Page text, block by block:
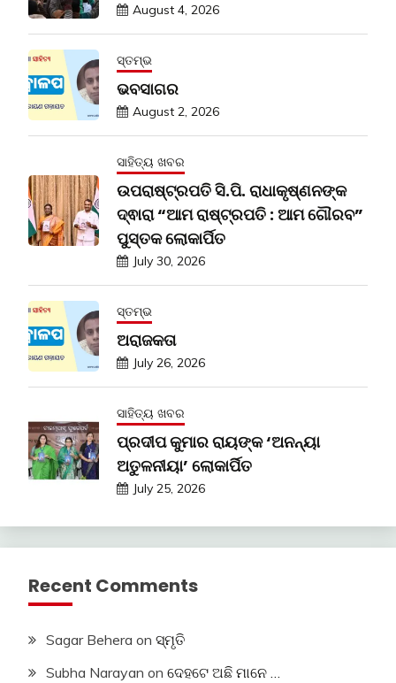
August 4, 2026
ସ୍ତମ୍ଭ
ଭବସାଗର
August 2, 2026
ସାହିତ୍ୟ ଖବର
ଉପରାଷ୍ଟ୍ରପତି ସି.ପି. ରାଧାକୃଷ୍ଣନଙ୍କ
ଦ୍ଵାରା “ଆମ ରାଷ୍ଟ୍ରପତି : ଆମ ଗୌରବ”
ପୁସ୍ତକ ଲୋକାର୍ପିତ
July 30, 2026
ସ୍ତମ୍ଭ
ଅରାଜକତା
July 26, 2026
ସାହିତ୍ୟ ଖବର
ପ୍ରଦୀପ କୁମାର ରାୟଙ୍କ ‘ଅନନ୍ୟା
ଅତୁଳନୀୟା’ ଲୋକାର୍ପିତ
July 25, 2026
Recent Comments
Sagar Behera on ସ୍ମୃତି
Subha Narayan on ଦେହଟେ ଅଛି ମାନେ …